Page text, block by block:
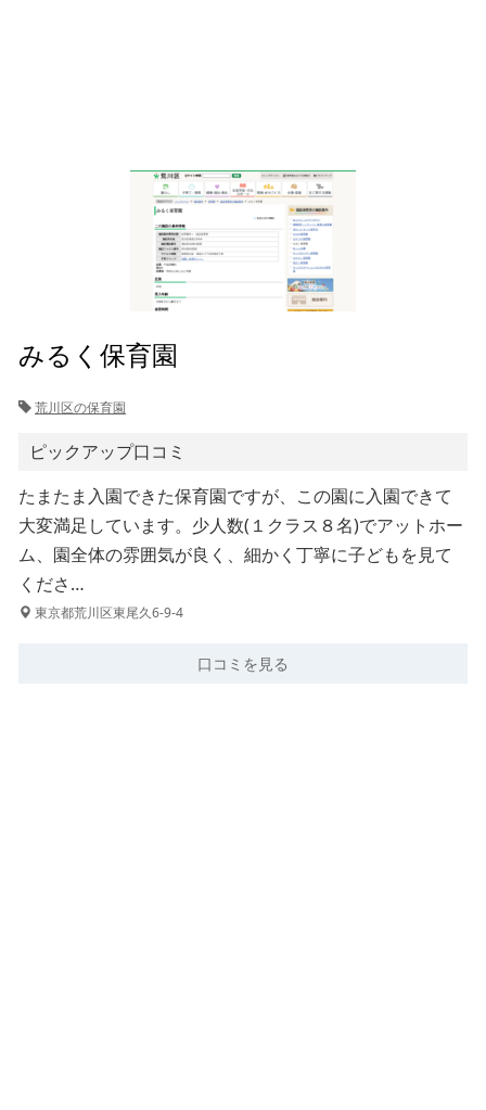
みるく保育園
荒川区の保育園
ピックアップ口コミ
たまたま入園できた保育園ですが、この園に入園できて
大変満足しています。少人数(１クラス８名)でアットホー
ム、園全体の雰囲気が良く、細かく丁寧に子どもを見て
くださ…
東京都荒川区東尾久6-9-4
口コミを見る